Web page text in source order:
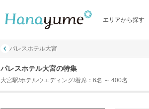
エリアから探す
パレスホテル大宮
パレスホテル大宮の特集
大宮駅/ホテルウエディング/着席：6名 ～ 400名